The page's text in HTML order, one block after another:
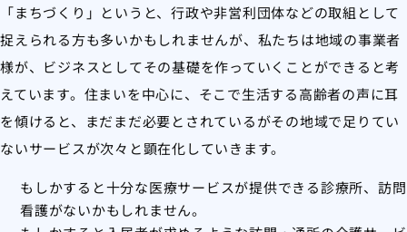
「まちづくり」というと、行政や非営利団体などの取組として
捉えられる方も多いかもしれませんが、私たちは地域の事業者
様が、ビジネスとしてその基礎を作っていくことができると考
えています。住まいを中心に、そこで生活する高齢者の声に耳
を傾けると、まだまだ必要とされているがその地域で足りてい
ないサービスが次々と顕在化していきます。
もしかすると十分な医療サービスが提供できる診療所、訪問
看護がないかもしれません。